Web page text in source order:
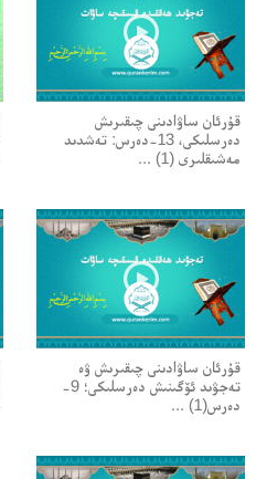
قۇرئان ساۋادىنى چىقىرىش
دەرسلىكى، 13-دەرس: تەشدىد
مەشىقلىرى (1) ...
قۇرئان ساۋادىنى چىقىرىش ۋە
تەجۋىد ئۆگىنىش دەرسلىكى؛ 9-
دەرس(1) ...